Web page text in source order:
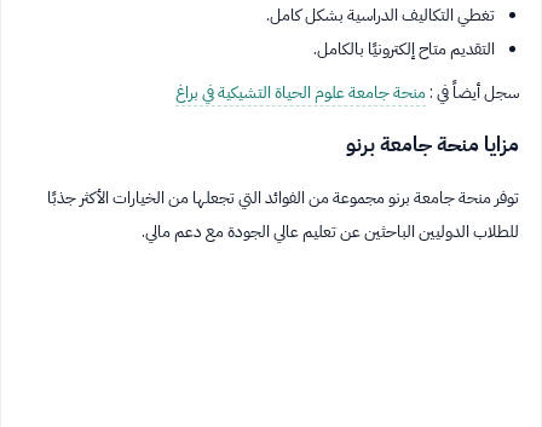
تغطي التكاليف الدراسية بشكل كامل.
التقديم متاح إلكترونيًا بالكامل.
سجل أيضاً في :منحة جامعة علوم الحياة التشيكية في براغ
مزايا منحة جامعة برنو
توفر منحة جامعة برنو مجموعة من الفوائد التي تجعلها من الخيارات الأكثر جذبًا
للطلاب الدوليين الباحثين عن تعليم عالي الجودة مع دعم مالي.